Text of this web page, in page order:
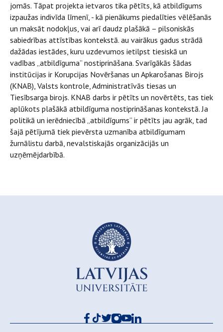
jomās. Tāpat projekta ietvaros tika pētīts, kā atbildīgums
izpaužas indivīda līmenī, - kā pienākums piedalīties vēlēšanās
un maksāt nodokļus, vai arī daudz plašākā – pilsoniskās
sabiedrības attīstības kontekstā. au vairākus gadus strādā
dažādas iestādes, kuru uzdevumos ietilpst tiesiskā un
vadības „atbildīguma” nostiprināšana. Svarīgākās šādas
institūcijas ir Korupcijas Novēršanas un Apkarošanas Birojs
(KNAB), Valsts kontrole, Administratīvās tiesas un
Tiesībsarga birojs. KNAB darbs ir pētīts un novērtēts, tas tiek
aplūkots plašākā atbildīguma nostiprināšanas kontekstā. Ja
politikā un ierēdniecībā „atbildīgums” ir pētīts jau agrāk, tad
šajā pētījumā tiek pievērsta uzmanība atbildīgumam
žurnālistu darbā, nevalstiskajās organizācijās un
uzņēmējdarbībā.